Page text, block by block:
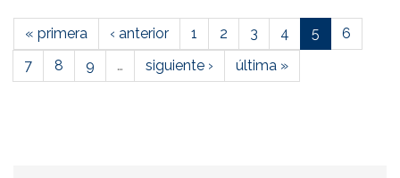
« primera ‹ anterior 1 2 3 4 5
6
7
8 9 … siguiente › última »